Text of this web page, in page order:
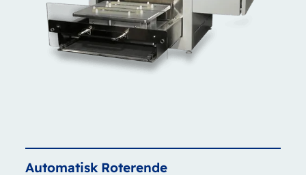
Automatisk Roterende